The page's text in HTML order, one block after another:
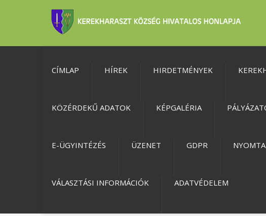
CÍMLAP HÍREK HIRDETMÉNYEK
KÖZÉRDEKŰ ADATOK KÉPGALÉRIA
E-ÜGYINTÉZÉS ÜZENET GDPR
VÁLASZTÁSI INFORMÁCIÓK ADATVÉDELEM